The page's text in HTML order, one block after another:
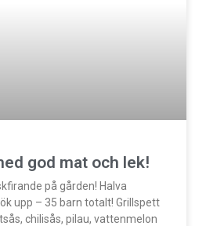
god mat och lek!
på gården! Halva
upp – 35 barn totalt! Grillspett
chilisås, pilau, vattenmelon